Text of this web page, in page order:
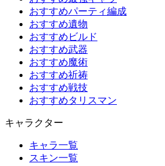
おすすめパーティ編成
おすすめ遺物
おすすめビルド
おすすめ武器
おすすめ魔術
おすすめ祈祷
おすすめ戦技
おすすめタリスマン
キャラクター
キャラ一覧
スキン一覧